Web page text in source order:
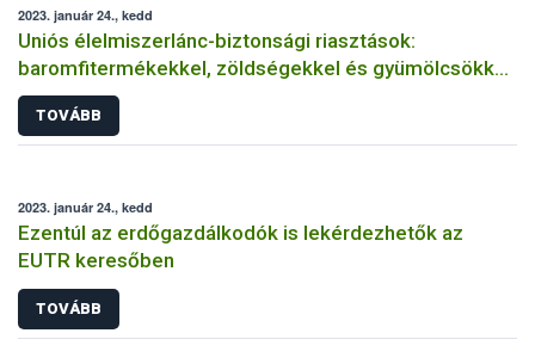
2023. január 24., kedd
Uniós élelmiszerlánc-biztonsági riasztások:
baromfitermékekkel, zöldségekkel és gyümölcsökkel
volt a legtöbb gond
TOVÁBB
2023. január 24., kedd
Ezentúl az erdőgazdálkodók is lekérdezhetők az
EUTR keresőben
TOVÁBB